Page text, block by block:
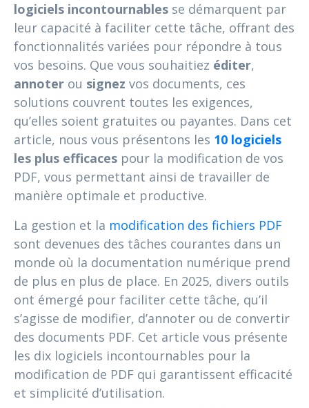
logiciels incontournables se démarquent par
leur capacité à faciliter cette tâche, offrant des
fonctionnalités variées pour répondre à tous
vos besoins. Que vous souhaitiez éditer,
annoter ou signez vos documents, ces
solutions couvrent toutes les exigences,
qu’elles soient gratuites ou payantes. Dans cet
article, nous vous présentons les 10 logiciels
les plus efficaces pour la modification de vos
PDF, vous permettant ainsi de travailler de
manière optimale et productive.
La gestion et la modification des fichiers PDF
sont devenues des tâches courantes dans un
monde où la documentation numérique prend
de plus en plus de place. En 2025, divers outils
ont émergé pour faciliter cette tâche, qu’il
s’agisse de modifier, d’annoter ou de convertir
des documents PDF. Cet article vous présente
les dix logiciels incontournables pour la
modification de PDF qui garantissent efficacité
et simplicité d’utilisation.